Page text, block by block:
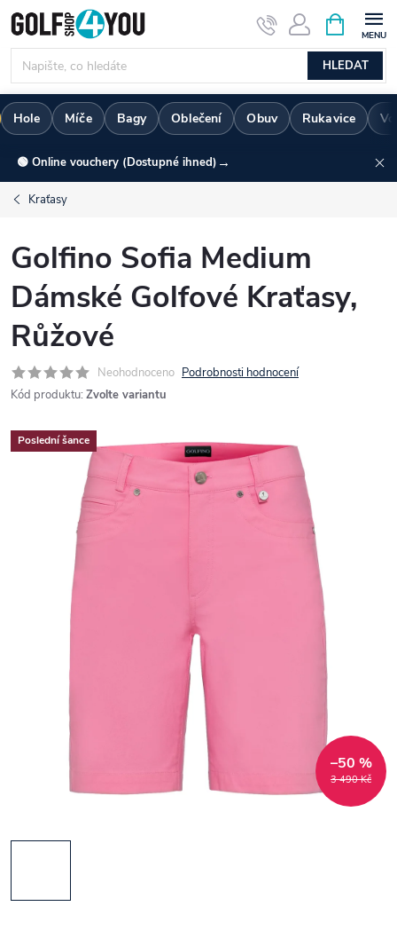
Přejít
na
obsah
HLEDAT
NÁKUPNÍ
KOŠÍK
Hole Míče Bagy Oblečení Obuv Rukavice
🟢 Online vouchery (Dostupné ihned) →
Kraťasy
Golfino Sofia Medium
Dámské Golfové Kraťasy,
Růžové
Neohodnoceno Podrobnosti hodnocení
Kód produktu: Zvolte variantu
Poslední šance
3 490 Kč
–50 %